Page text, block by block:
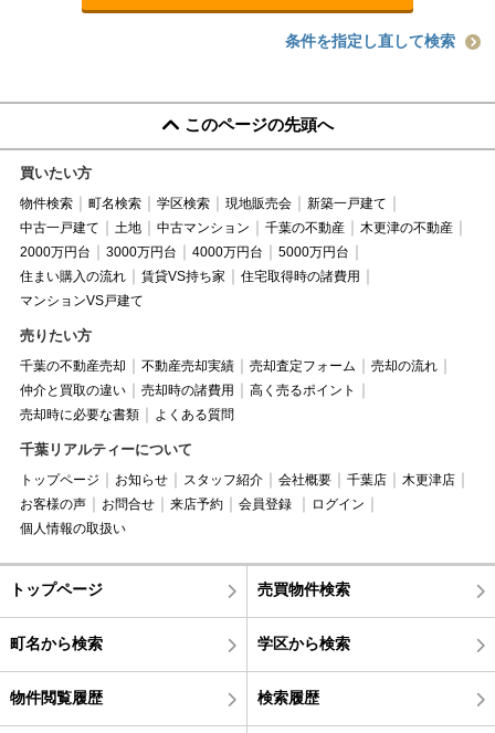
条件を指定し直して検索
このページの先頭へ
買いたい方
物件検索 町名検索 学区検索 現地販売会
新築一戸建て
中古一戸建て
土地 中古マンション 千葉の不動産
木更津の不動産
2000万円台
3000万円台 4000万円台
5000万円台
住まい購入の流れ
賃貸VS持ち家
住宅取得時の諸費用
マンションVS戸建て
売りたい方
千葉の不動産売却 不動産売却実績 売却査定フォーム
売却の流れ
仲介と買取の違い
売却時の諸費用
高く売るポイント
売却時に必要な書類
よくある質問
千葉リアルティーについて
トップページ お知らせ スタッフ紹介 会社概要 千葉店
木更津店
お客様の声
お問合せ 来店予約 会員登録
ログイン
個人情報の取扱い
トップページ 売買物件検索
町名から検索 学区から検索
物件閲覧履歴 検索履歴